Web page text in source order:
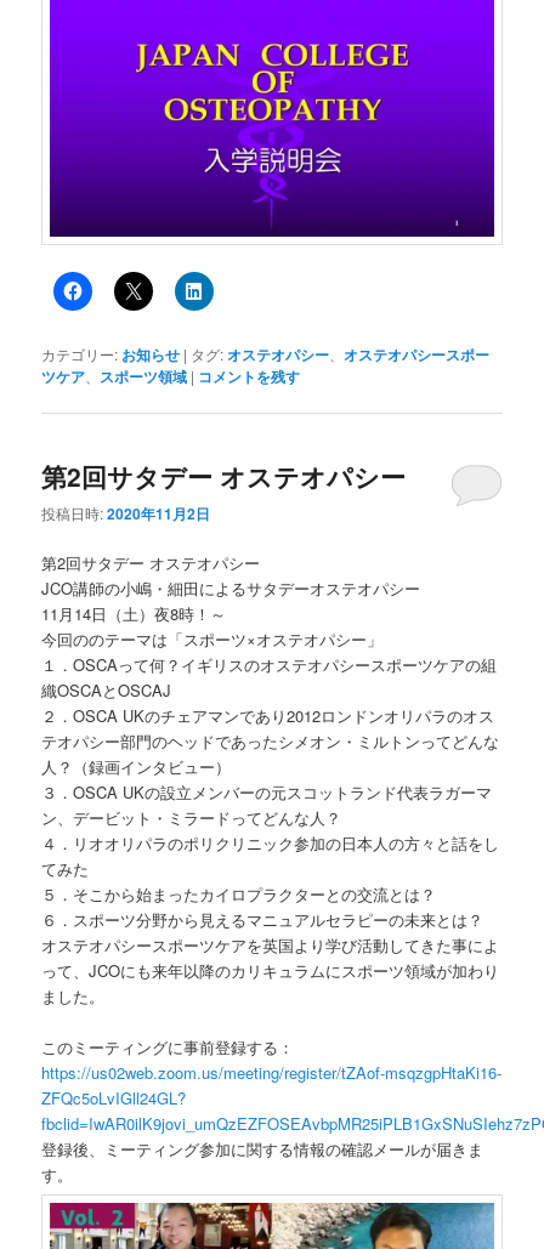
カテゴリー: お知らせ | タグ:オステオパシー 、オステオパシースポー
ツケア
スポーツ領域 | コメントを残す
第2回サタデー オステオパシー
投稿日時:2020年11月2日
第2回サタデー オステオパシー
JCO講師の小嶋・細田によるサタデーオステオパシー
11月14日（土）夜8時！～
今回ののテーマは「スポーツ×オステオパシー」
１．OSCAって何？イギリスのオステオパシースポーツケアの組
織OSCAとOSCAJ
２．OSCA UKのチェアマンであり2012ロンドンオリパラのオス
テオパシー部門のヘッドであったシメオン・ミルトンってどんな
人？（録画インタビュー）
３．OSCA UKの設立メンバーの元スコットランド代表ラガーマ
ン、デービット・ミラードってどんな人？
４．リオオリパラのポリクリニック参加の日本人の方々と話をし
てみた
５．そこから始まったカイロプラクターとの交流とは？
６．スポーツ分野から見えるマニュアルセラピーの未来とは？
オステオパシースポーツケアを英国より学び活動してきた事によ
って、JCOにも来年以降のカリキュラムにスポーツ領域が加わり
ました。
このミーティングに事前登録する：
https://us02web.zoom.us/meeting/register/tZAof-msqzgpHtaKi16-
ZFQc5oLvIGll24GL?
登録後、ミーティング参加に関する情報の確認メールが届きま
す。